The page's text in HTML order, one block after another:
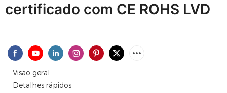
certificado com CE ROHS LVD
Visão geral
Detalhes rápidos